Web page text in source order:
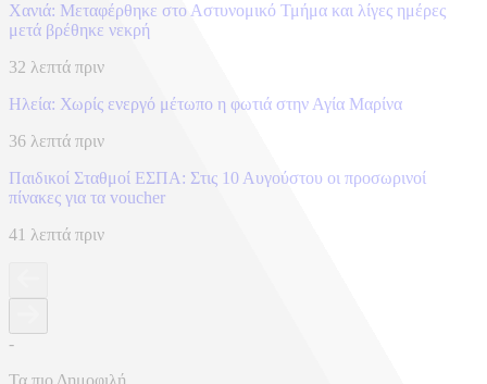
Χανιά: Mεταφέρθηκε στο Αστυνομικό Τμήμα και λίγες ημέρες
μετά βρέθηκε νεκρή
32 λεπτά πριν
Ηλεία: Χωρίς ενεργό μέτωπο η φωτιά στην Αγία Μαρίνα
36 λεπτά πριν
Παιδικοί Σταθμοί ΕΣΠΑ: Στις 10 Αυγούστου οι προσωρινοί
πίνακες για τα voucher
41 λεπτά πριν
-